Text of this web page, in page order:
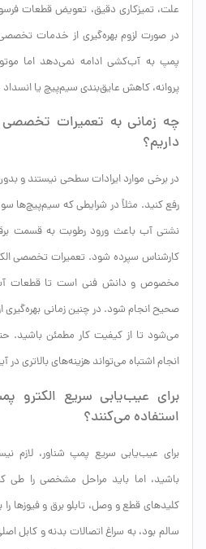
علت، تمیزکاری دقیق، تعویض قطعات
در صورت لزوم بهره‌گیری از خدمات
پمپ به آب‌کشی ادامه نمی‌دهد اما
پروانه، کاهش عایق‌بندی سیم‌پیچ یا
چه زمانی به تعمیرات تخصصی
داریم؟
در برخی موارد ایرادات سطحی نیستند و بدون
رفع کنید. مثلاً در شرایطی که سیم‌پیچ‌ها
نشتی آب باعث ورود رطوبت به قسمت
کارشناس سپرده شود. تعمیرات تخصصی
مخصوص و دانش فنی است تا قطعات
صحیح انجام شود. در چنین زمانی بهره‌گیری
می‌شود تا از کیفیت کار مطمئن باشید.
انجام اشتباه می‌تواند هزینه‌های بالاتری در
برای عیب‌یابی سریع الکترو
استفاده می‌کنند؟
برای عیب‌یابی سریع پمپ شناور، لازم
باشید، اما باید مراحل مشخصی را طی
کلیدهای قطع و وصل، تابلو برق و فیوزها را
سالم بود، به سراغ اتصالات بدنه و کابل